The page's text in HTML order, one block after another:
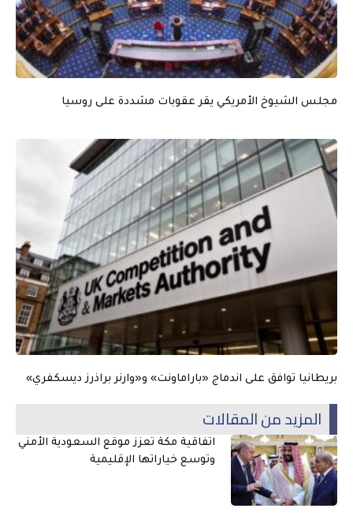
مجلس الشيوخ الأمريكي يقر عقوبات مشددة على روسيا
بريطانيا توافق على اندماج «باراماونت» و«وارنر براذرز ديسكفري»
المزيد من المقالات
اتفاقية مكة تعزز موقع السعودية الأمني
وتوسع خياراتها الإقليمية